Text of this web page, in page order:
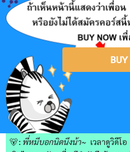
🐻: พี่หมีบอกนิดนึงน้า~เวลาดูวิดีโ